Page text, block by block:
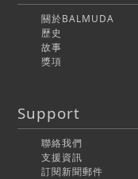
關於BALMUDA
歷史
故事
獎項
Support
聯絡我們
支援資訊
訂閱新聞郵件